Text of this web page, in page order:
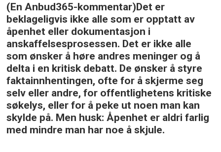
(En Anbud365-kommentar)Det er
beklageligvis ikke alle som er opptatt av
åpenhet eller dokumentasjon i
anskaffelsesprosessen. Det er ikke alle
som ønsker å høre andres meninger og å
delta i en kritisk debatt. De ønsker å styre
faktainnhentingen, ofte for å skjerme seg
selv eller andre, for offentlighetens kritiske
søkelys, eller for å peke ut noen man kan
skylde på. Men husk: Åpenhet er aldri farlig
med mindre man har noe å skjule.